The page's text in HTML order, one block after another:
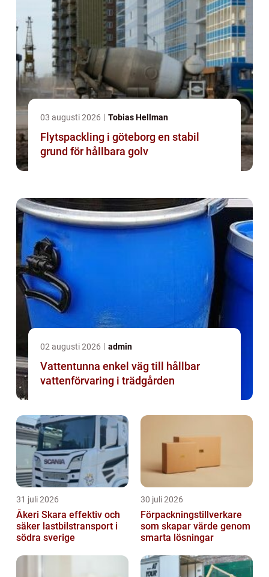
03 augusti 2026 Tobias Hellman
Flytspackling i göteborg en stabil
grund för hållbara golv
02 augusti 2026 admin
Vattentunna enkel väg till hållbar
vattenförvaring i trädgården
31 juli 2026
Åkeri Skara effektiv och
säker lastbilstransport i
södra sverige
30 juli 2026
Förpackningstillverkare
som skapar värde genom
smarta lösningar